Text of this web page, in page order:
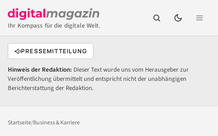
Ihr Kompass für die digitale Welt.
PRESSEMITTEILUNG
Hinweis der Redaktion: Dieser Text wurde uns vom Herausgeber zur
Veröffentlichung übermittelt und entspricht nicht der unabhängigen
Berichterstattung der Redaktion.
Startseite/Business & Karriere